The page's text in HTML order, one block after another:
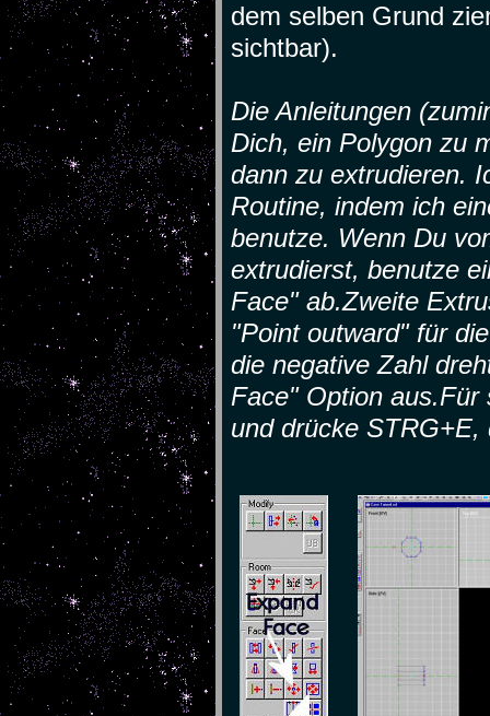
dem selben Grund
sichtbar).
Die Anleitungen
Dich, ein Polygon zu
dann zu extrudieren.
Routine, indem ich
benutze. Wenn Du
extrudierst, benutze
Face" ab.Zweite
"Point outward" für
die negative Zahl
Face" Option aus.Für
und drücke